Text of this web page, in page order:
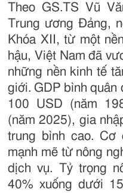
Theo GS.TS Vũ
Trung ương Đảng,
Khóa XII, từ một
hậu, Việt Nam đã
những nền kinh tế
giới. GDP bình quân
100 USD (năm
(năm 2025), gia
trung bình cao. Cơ
mạnh mẽ từ nông
dịch vụ. Tỷ trọng
40% xuống dưới